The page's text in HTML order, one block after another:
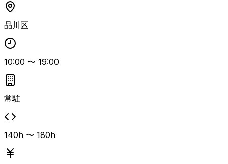
るガバナンス要件の両立が重要テーマとなります。PMOリ
ェクトの経験を活かしながら、経営層・事業部門・開発部門
など立場の異なるステークホルダーとの合意形成をリードし
ていただきます。 英語を用いた読み書きおよび会話が必要
で、英語環境での業務に前向きに取り組める方が対象です。
品川区
10:00 〜 19:00
常駐
140h 〜 180h